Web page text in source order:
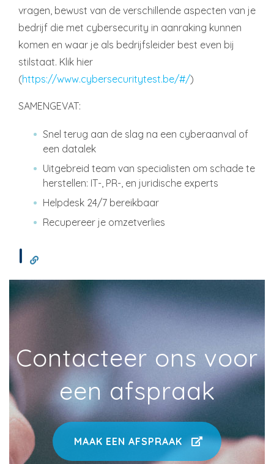
vragen, bewust van de verschillende aspecten van je
bedrijf die met cybersecurity in aanraking kunnen
komen en waar je als bedrijfsleider best even bij
stilstaat. Klik hier
(https://www.cybersecuritytest.be/#/)
SAMENGEVAT:
Snel terug aan de slag na een cyberaanval of
een datalek
Uitgebreid team van specialisten om schade te
herstellen: IT-, PR-, en juridische experts
Helpdesk 24/7 bereikbaar
Recupereer je omzetverlies
l
Contacteer ons voor
een afspraak
MAAK EEN AFSPRAAK